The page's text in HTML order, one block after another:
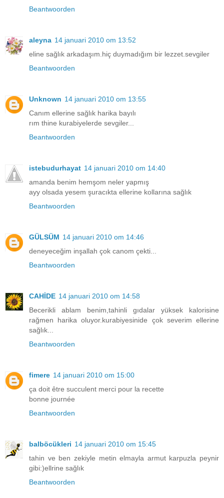
Beantwoorden
aleyna 14 januari 2010 om 13:52
eline sağlık arkadaşım.hiç duymadığım bir lezzet.sevgiler
Beantwoorden
Unknown 14 januari 2010 om 13:55
Canım ellerine sağlık harika bayılı
rım thine kurabiyelerde sevgiler...
Beantwoorden
istebudurhayat 14 januari 2010 om 14:40
amanda benim hemşom neler yapmış
ayy olsada yesem şuracıkta ellerine kollarına sağlık
Beantwoorden
GÜLSÜM 14 januari 2010 om 14:46
deneyeceğim inşallah çok canom çekti...
Beantwoorden
CAHİDE 14 januari 2010 om 14:58
Becerikli ablam benim,tahinli gıdalar yüksek kalorisine
rağmen harika oluyor.kurabiyesinide çok severim ellerine
sağlık...
Beantwoorden
fimere 14 januari 2010 om 15:00
ça doit être succulent merci pour la recette
bonne journée
Beantwoorden
balböcükleri 14 januari 2010 om 15:45
tahin ve ben zekiyle metin elmayla armut karpuzla peynir
gibi:)ellrine sağlık
Beantwoorden